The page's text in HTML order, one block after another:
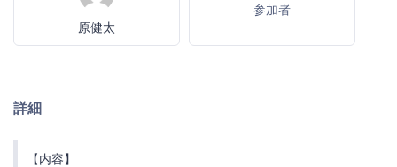
原健太
参加者
詳細
【内容】